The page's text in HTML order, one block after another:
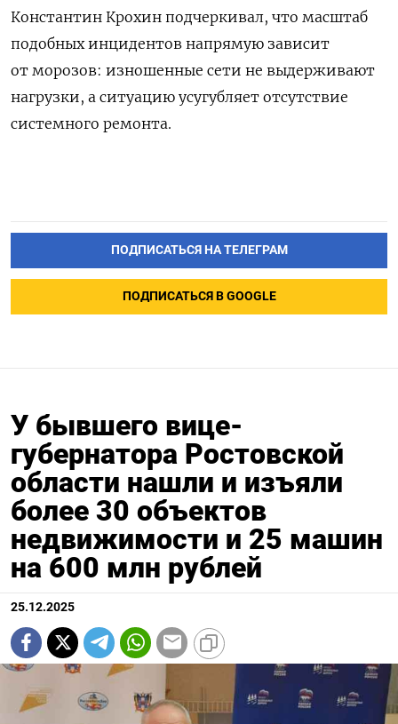
Константин Крохин подчеркивал, что масштаб
подобных инцидентов напрямую зависит
от морозов: изношенные сети не выдерживают
нагрузки, а ситуацию усугубляет отсутствие
системного ремонта.
ПОДПИСАТЬСЯ НА ТЕЛЕГРАМ
ПОДПИСАТЬСЯ В GOOGLE
У бывшего вице-
губернатора Ростовской
области нашли и изъяли
более 30 объектов
недвижимости и 25 машин
на 600 млн рублей
25.12.2025